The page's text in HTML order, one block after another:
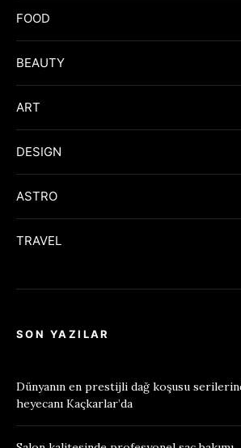
FOOD
BEAUTY
ART
DESIGN
ASTRO
TRAVEL
SON YAZILAR
Dünyanın en prestijli dağ koşusu
heyecanı Kaçkarlar’da